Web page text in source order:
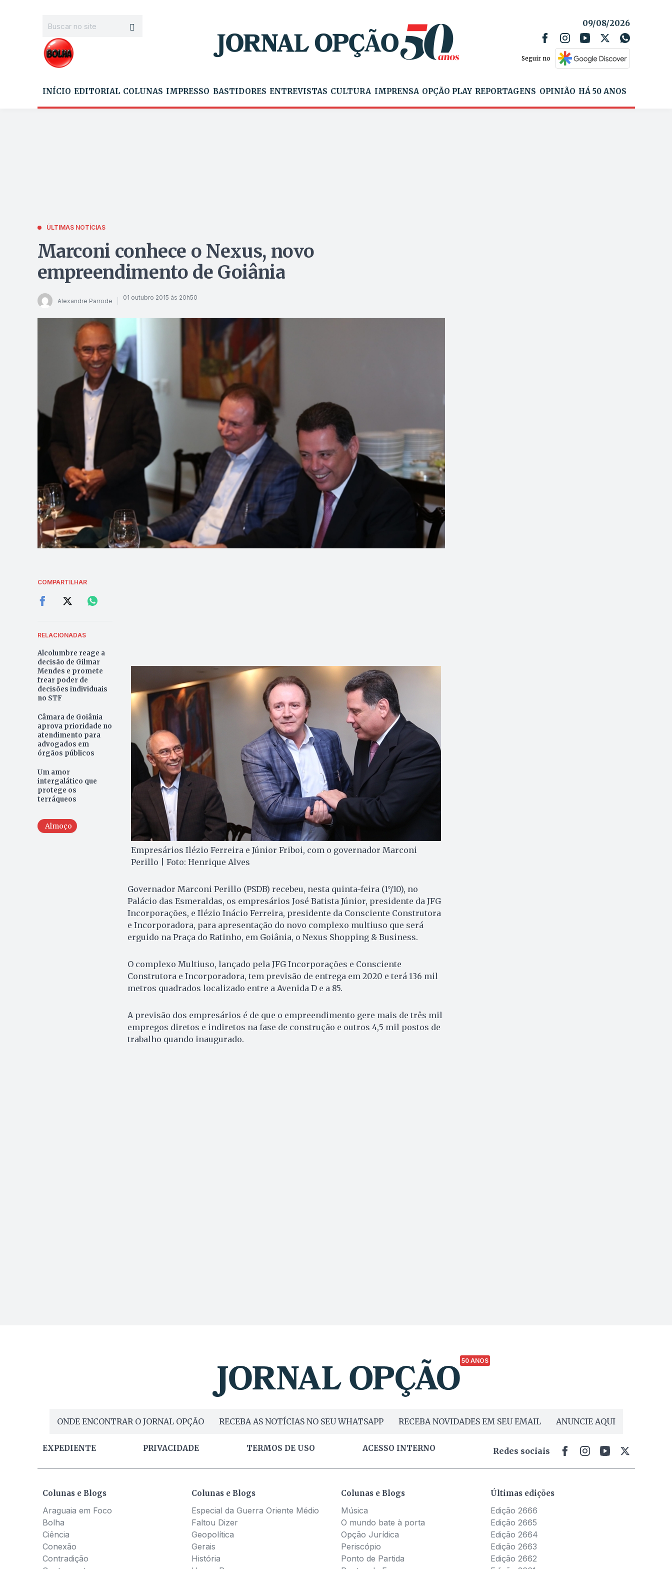
09/08/2026
Seguir no
INÍCIO EDITORIAL COLUNAS IMPRESSO BASTIDORES ENTREVISTAS CULTURA IMPRENSA OPÇÃO PLAY REPORTAGENS OPINIÃO HÁ 50 ANOS
ÚLTIMAS NOTÍCIAS
Marconi conhece o Nexus, novo
empreendimento de Goiânia
Alexandre Parrode 01 outubro 2015 às 20h50
COMPARTILHAR
RELACIONADAS
Alcolumbre reage a
decisão de Gilmar
Mendes e promete
frear poder de
decisões individuais
no STF
Câmara de Goiânia
aprova prioridade no
atendimento para
advogados em
órgãos públicos
Um amor
intergalático que
protege os
terráqueos
Almoço
Empresários Ilézio Ferreira e Júnior Friboi, com o governador Marconi
Perillo | Foto: Henrique Alves
Governador Marconi Perillo (PSDB) recebeu, nesta quinta-feira (1°/10), no
Palácio das Esmeraldas, os empresários José Batista Júnior, presidente da JFG
Incorporações, e Ilézio Inácio Ferreira, presidente da Consciente Construtora
e Incorporadora, para apresentação do novo complexo multiuso que será
erguido na Praça do Ratinho, em Goiânia, o Nexus Shopping & Business.
O complexo Multiuso, lançado pela JFG Incorporações e Consciente
Construtora e Incorporadora, tem previsão de entrega em 2020 e terá 136 mil
metros quadrados localizado entre a Avenida D e a 85.
A previsão dos empresários é de que o empreendimento gere mais de três mil
empregos diretos e indiretos na fase de construção e outros 4,5 mil postos de
trabalho quando inaugurado.
50 ANOS
ONDE ENCONTRAR O JORNAL OPÇÃO RECEBA AS NOTÍCIAS NO SEU WHATSAPP RECEBA NOVIDADES EM SEU EMAIL ANUNCIE AQUI
EXPEDIENTE PRIVACIDADE TERMOS DE USO ACESSO INTERNO Redes sociais
Colunas e Blogs
Araguaia em Foco
Bolha
Ciência
Conexão
Contradição
Colunas e Blogs
Especial da Guerra Oriente Médio
Faltou Dizer
Geopolítica
Gerais
História
Colunas e Blogs
Música
O mundo bate à porta
Opção Jurídica
Periscópio
Ponto de Partida
Últimas edições
Edição 2666
Edição 2665
Edição 2664
Edição 2663
Edição 2662